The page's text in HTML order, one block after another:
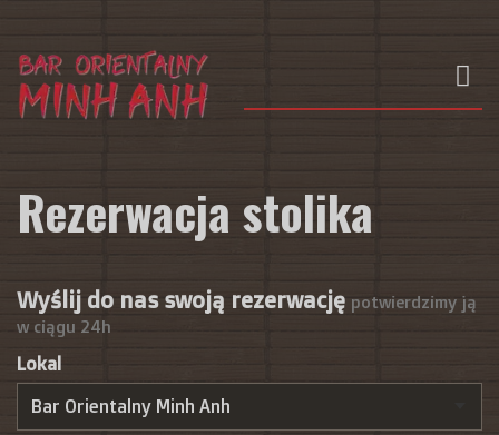
Rezerwacja stolika
Wyślij do nas swoją rezerwację potwierdzimy ją
w ciągu 24h
Lokal